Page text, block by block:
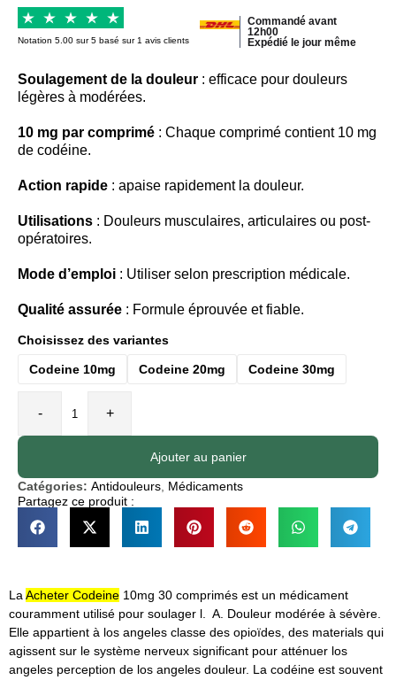
Notation 5.00 sur 5 basé sur 1 avis clients
Commandé avant
12h00
Expédié le jour même
Soulagement de la douleur : efficace pour douleurs
légères à modérées.
10 mg par comprimé : Chaque comprimé contient 10 mg
de codéine.
Action rapide : apaise rapidement la douleur.
Utilisations : Douleurs musculaires, articulaires ou post-
opératoires.
Mode d’emploi : Utiliser selon prescription médicale.
Qualité assurée : Formule éprouvée et fiable.
Choisissez des variantes
Codeine 10mg Codeine 20mg Codeine 30mg
- +
Ajouter au panier
Catégories: Antidouleurs Médicaments
Partagez ce produit :
La Acheter Codeine 10mg 30 comprimés est un médicament
couramment utilisé pour soulager l. A. Douleur modérée à sévère.
Elle appartient à los angeles classe des opioïdes, des materials qui
agissent sur le système nerveux significant pour atténuer los
angeles perception de los angeles douleur. La codéine est souvent